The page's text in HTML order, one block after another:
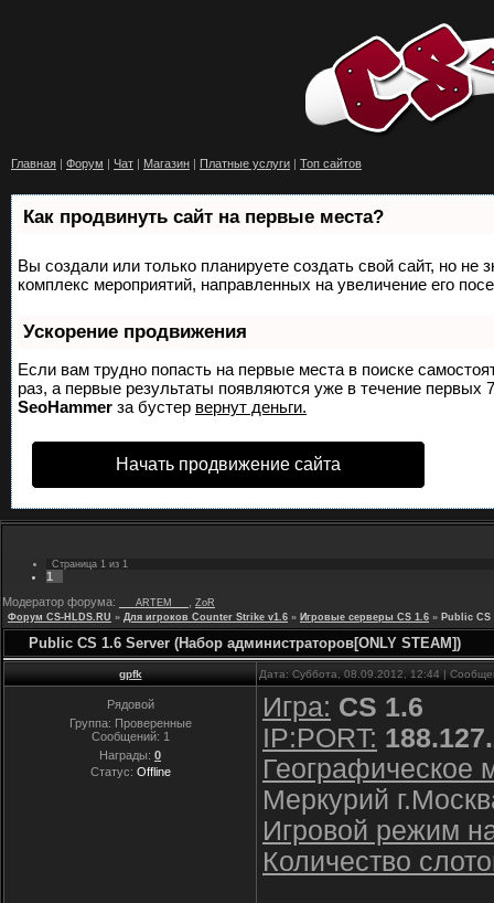
Главная | Форум | Чат | Магазин | Платные услуги | Топ сайтов
Как продвинуть сайт на первые места?
Вы создали или только планируете создать свой сайт, но не
комплекс мероприятий, направленных на увеличение его
Ускорение продвижения
Если вам трудно попасть на первые места в поиске
раз, а первые результаты появляются уже в течение первых
SeoHammer за бустер вернут деньги.
Начать продвижение сайта
Страница 1 из 1
1
Модератор форума:
___ARTEM___
ZoR
Форум CS-HLDS.RU » Для игроков Counter Strike v1.6 » Игровые серверы CS 1.6 » Public CS
Public CS 1.6 Server (Набор администраторов[ONLY STEAM])
gpfk Дата: Суббота, 08.09.2012, 12:44 |
Рядовой
Группа: Проверенные
Сообщений: 1
Награды: 0
Статус: Offline
Игра: CS 1.6
IP:PORT:
Географическое
Меркурий
Игровой режим
Количество